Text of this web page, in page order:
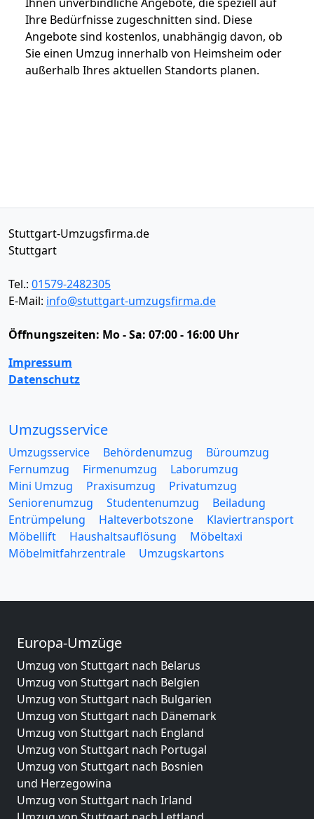
Ihre Bedürfnisse zugeschnitten sind. Diese
Angebote sind kostenlos, unabhängig davon, ob
Sie einen Umzug innerhalb von Heimsheim oder
außerhalb Ihres aktuellen Standorts planen.
Stuttgart-Umzugsfirma.de
Stuttgart
Tel.: 01579-2482305
E-Mail: info@stuttgart-umzugsfirma.de
Öffnungszeiten: Mo - Sa: 07:00 - 16:00 Uhr
Impressum
Datenschutz
Umzugsservice
Umzugsservice Behördenumzug
Büroumzug
Fernumzug
Firmenumzug
Laborumzug
Mini Umzug
Praxisumzug
Privatumzug
Seniorenumzug
Studentenumzug
Beiladung
Entrümpelung
Halteverbotszone
Klaviertransport
Möbellift
Haushaltsauflösung
Möbeltaxi
Möbelmitfahrzentrale
Umzugskartons
Europa-Umzüge
Umzug von Stuttgart nach Belarus
Umzug von Stuttgart nach Belgien
Umzug von Stuttgart nach Bulgarien
Umzug von Stuttgart nach Dänemark
Umzug von Stuttgart nach England
Umzug von Stuttgart nach Portugal
Umzug von Stuttgart nach Bosnien
und Herzegowina
Umzug von Stuttgart nach Irland